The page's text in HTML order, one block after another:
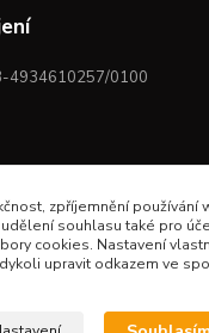
4934610257/0100
zpříjemnění používání
souhlasu také pro
cookies. Nastavení
upravit odkazem ve